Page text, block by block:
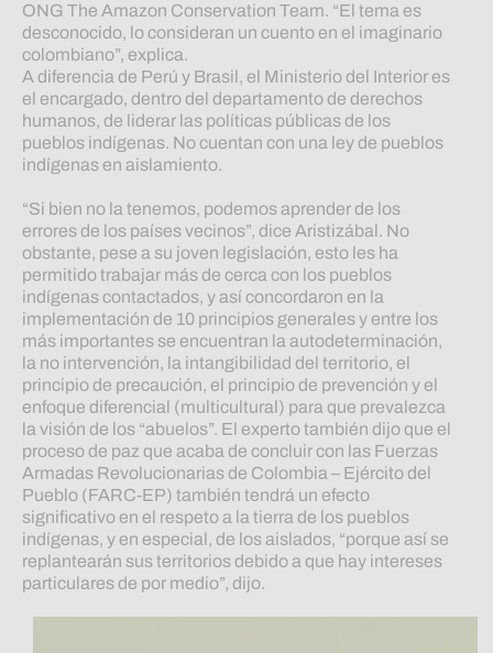
ONG The Amazon Conservation Team. “El tema es
desconocido, lo consideran un cuento en el imaginario
colombiano”, explica.
A diferencia de Perú y Brasil, el Ministerio del Interior es
el encargado, dentro del departamento de derechos
humanos, de liderar las políticas públicas de los
pueblos indígenas. No cuentan con una ley de pueblos
indígenas en aislamiento.
“Si bien no la tenemos, podemos aprender de los
errores de los países vecinos”, dice Aristizábal. No
obstante, pese a su joven legislación, esto les ha
permitido trabajar más de cerca con los pueblos
indígenas contactados, y así concordaron en la
implementación de 10 principios generales y entre los
más importantes se encuentran la autodeterminación,
la no intervención, la intangibilidad del territorio, el
principio de precaución, el principio de prevención y el
enfoque diferencial (multicultural) para que prevalezca
la visión de los “abuelos”. El experto también dijo que el
proceso de paz que acaba de concluir con las Fuerzas
Armadas Revolucionarias de Colombia – Ejército del
Pueblo (FARC-EP) también tendrá un efecto
significativo en el respeto a la tierra de los pueblos
indígenas, y en especial, de los aislados, “porque así se
replantearán sus territorios debido a que hay intereses
particulares de por medio”, dijo.